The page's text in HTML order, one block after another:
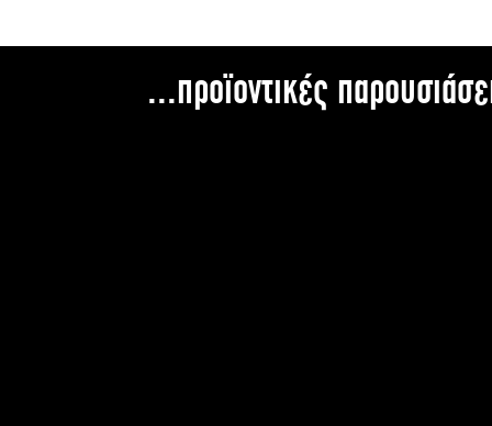
...προϊοντικές